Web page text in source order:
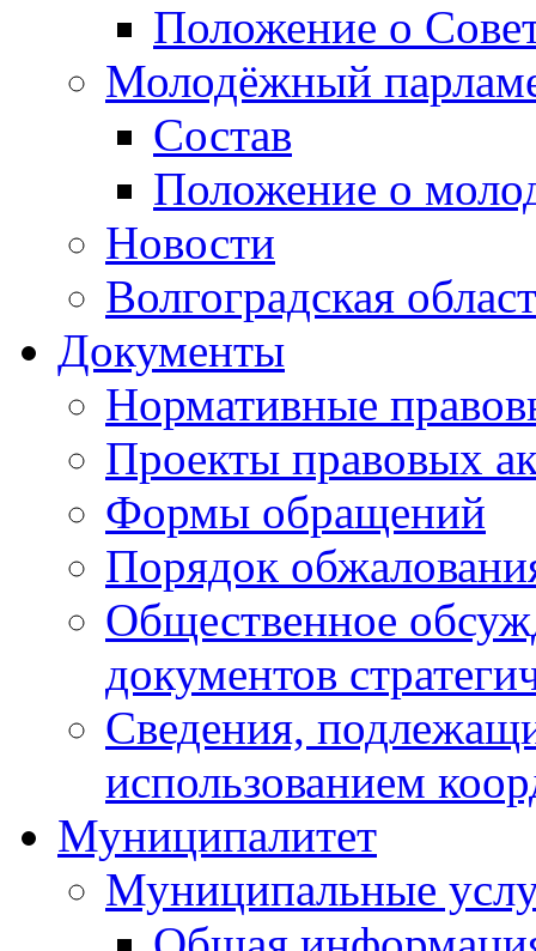
Положение о
Молодёжный
Состав
Положение о
Новости
Волгоградская
Документы
Нормативные
Проекты правовых
Формы обращений
Порядок
Общественное
документов
Сведения,
использованием
Муниципалитет
Муниципальные